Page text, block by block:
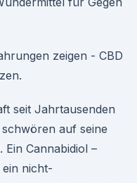
zeigen - CBD
seit Jahrtausenden
auf seine
Cannabidiol –
ein nicht-